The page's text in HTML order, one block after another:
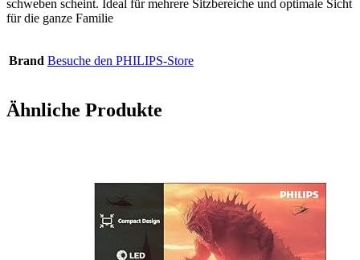
schweben scheint. Ideal für mehrere Sitzbereiche und optimale Sicht
für die ganze Familie
Brand Besuche den PHILIPS-Store
Ähnliche Produkte